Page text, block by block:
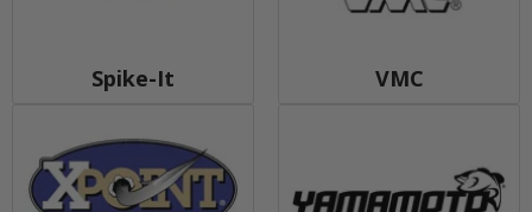
Spike-It VMC